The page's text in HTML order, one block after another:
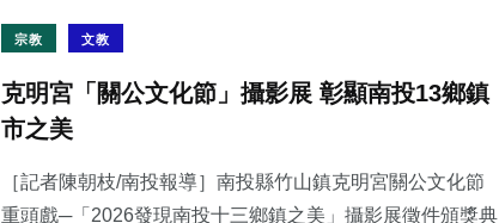
宗教 文教
克明宮「關公文化節」攝影展 彰顯南投13鄉鎮
市之美
［記者陳朝枝/南投報導］南投縣竹山鎮克明宮關公文化節
重頭戲─「2026發現南投十三鄉鎮之美」攝影展徵件頒獎典